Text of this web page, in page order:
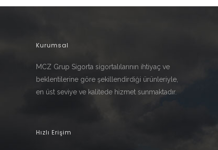
Kurumsal
MCZ Grup Sigorta sigortalılarının ihtiyaç ve
beklentilerine göre şekillendirdiği ürünleriyle,
en üst seviye ve kalitede hizmet sunmaktadır.
Hızlı Erişim